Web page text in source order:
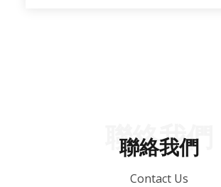
聯絡我們
聯絡我們
Contact Us